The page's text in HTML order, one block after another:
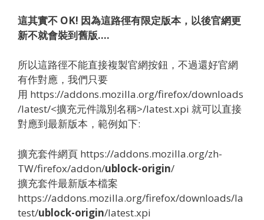
這其實不 OK! 因為這路徑有限定版本，以後官網更
新不就會裝到舊版….
所以這路徑不能直接複製官網按鈕，不過還好官網
有作對應，我們只要
用 https://addons.mozilla.org/firefox/downloads
/latest/<擴充元件識別名稱>/latest.xpi 就可以直接
對應到最新版本，範例如下:
擴充套件網頁 https://addons.mozilla.org/zh-
TW/firefox/addon/ublock-origin/
擴充套件最新版本檔案
https://addons.mozilla.org/firefox/downloads/la
test/ublock-origin/latest.xpi